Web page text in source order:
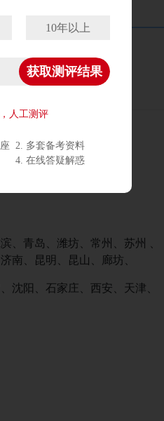
10年以上
获取测评结果
人工测评
2. 多套备考资料
4. 在线答疑解惑
青岛、潍坊、常州、苏州 、
、昆明、昆山、廊坊、
阳、石家庄、西安、天津、